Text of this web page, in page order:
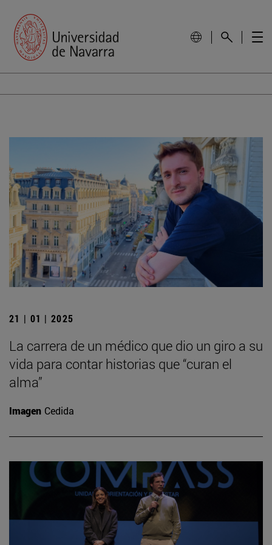
21 | 01 | 2025
La carrera de un médico que dio un giro a su
vida para contar historias que “curan el
alma”
Imagen Cedida